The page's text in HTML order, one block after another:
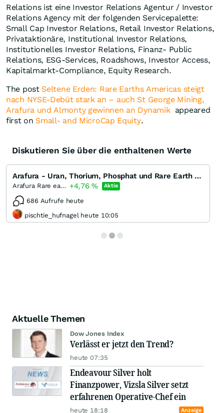
Relations ist eine Investor Relations Agentur / Investor
Relations Agency mit der folgenden Servicepalette:
Small Cap Investor Relations, Retail Investor Relations,
Privataktionäre, Institutional Investor Relations,
Institutionelles Investor Relations, Finanz- Public
Relations, ESG-Services, Roadshows, Investor Access,
Kapitalmarkt-Compliance, Equity Research.
The post Seltene Erden: Rare Earths Americas steigt
nach NYSE-Debüt stark an – auch St George Mining,
Arafura und Almonty gewinnen an Dynamik appeared
first on Small- and MicroCap Equity.
Diskutieren Sie über die enthaltenen Werte
Arafura - Uran, Thorium, Phosphat und Rare Earth im N.T.
Arafura Rare earths +4,76% Aktie
686 Aufrufe heute
pischtie_hufnagel heute 10:05
Aktuelle Themen
Dow Jones Index
Verlässt er jetzt den Trend?
heute 07:35
Endeavour Silver holt
Finanzpower, Vizsla Silver setzt
erfahrenen Operative-Chef ein
heute 18:18 Anzeige